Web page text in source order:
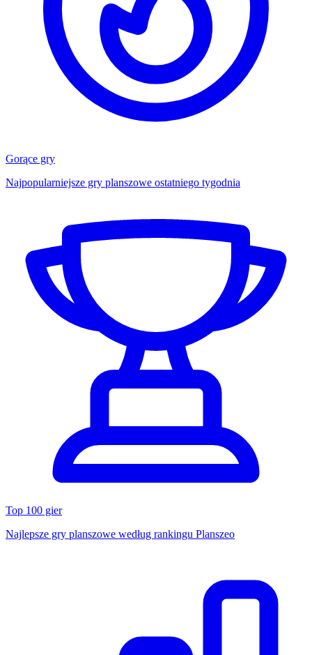
Gorące gry
Najpopularniejsze gry planszowe ostatniego tygodnia
Top 100 gier
Najlepsze gry planszowe według rankingu Planszeo